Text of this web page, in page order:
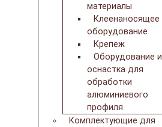
материалы
Клеенаносящее
оборудование
Крепеж
Оборудование и
оснастка для
обработки
алюминиевого
профиля
Комплектующие для